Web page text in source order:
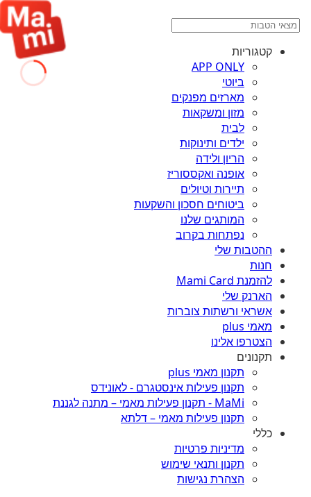
קטגוריות
APP ONLY
ביוטי
מארזים מפנקים
מזון ומשקאות
לבית
ילדים ותינוקות
הריון ולידה
אופנה ואקססוריז
תיירות וטיולים
ביטוחים חסכון והשקעות
המותגים שלנו
נפתחות בקרוב
ההטבות שלי
חנות
להזמנת Mami Card
הארנק שלי
אשראי ורשתות צוברות
מאמי plus
הצטרפו אלינו
תקנונים
תקנון מאמי plus
תקנון פעילות אינסטגרם - לאונידס
MaMi - תקנון פעילות מאמי – מתנה לגננת
תקנון פעילות מאמי – דלתא
כללי
מדיניות פרטיות
תקנון ותנאי שימוש
הצהרת נגישות